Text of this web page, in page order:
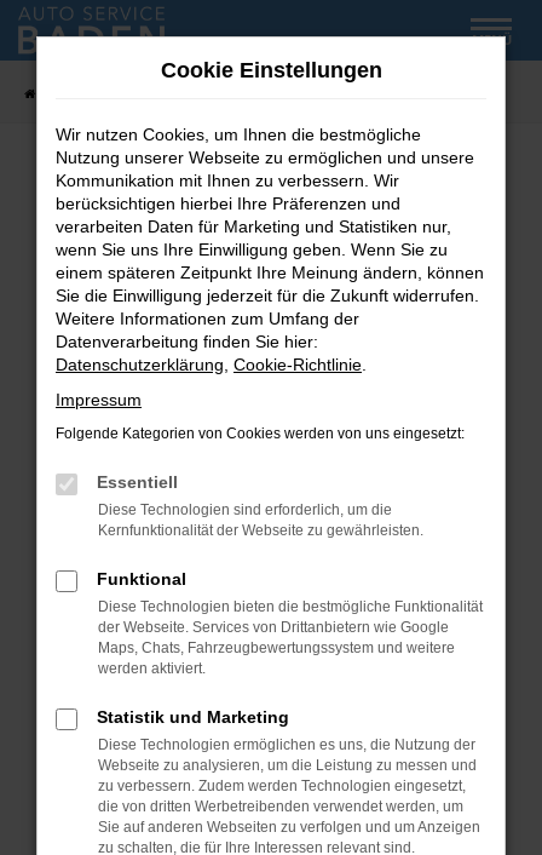
Zum
Hauptinhalt
MENÜ
Fehler: Network Error
Beim Laden ist ein Fehler aufgetreten.
Hier sind ein paar Tipps, die dir helfen können:
Überprüfe deine Firewall und deine
Internetverbindung.
Laden andere Webseiten, zum Beispiel deine
Suchmaschine?
Prüfe deine Browsererweiterungen.
können das Laden bestimmter Seiten
verhindern. Funktioniert die Seite in einem
Fenster?
Starte dein Gerät neu.
Das kann manchmal helfen, vorübergehende
Probleme zu beheben.
Betriebssystem auf dem neuesten Stand
sind.
Veraltete Software birgt nicht nur ein
Sicherheitsrisiko, sondern kann auch dazu
führen, dass bestimmte Funktionen nicht mehr
Cookie Einstellungen
Wir nutzen Cookies, um Ihnen die bestmögliche
Nutzung unserer Webseite zu ermöglichen und unsere
Kommunikation mit Ihnen zu verbessern. Wir
berücksichtigen hierbei Ihre Präferenzen und
verarbeiten Daten für Marketing und Statistiken nur,
wenn Sie uns Ihre Einwilligung geben. Wenn Sie zu
einem späteren Zeitpunkt Ihre Meinung ändern, können
Sie die Einwilligung jederzeit für die Zukunft widerrufen.
Weitere Informationen zum Umfang der
Datenverarbeitung finden Sie hier:
Datenschutzerklärung Cookie-Richtlinie
Impressum
Folgende Kategorien von Cookies werden von uns eingesetzt:
Essentiell
Diese Technologien sind erforderlich, um die
Kernfunktionalität der Webseite zu gewährleisten.
Funktional
Diese Technologien bieten die bestmögliche Funktionalität
der Webseite. Services von Drittanbietern wie Google
Maps, Chats, Fahrzeugbewertungssystem und weitere
werden aktiviert.
Statistik und Marketing
Diese Technologien ermöglichen es uns, die Nutzung der
Webseite zu analysieren, um die Leistung zu messen und
zu verbessern. Zudem werden Technologien eingesetzt,
die von dritten Werbetreibenden verwendet werden, um
Sie auf anderen Webseiten zu verfolgen und um Anzeigen
zu schalten, die für Ihre Interessen relevant sind.